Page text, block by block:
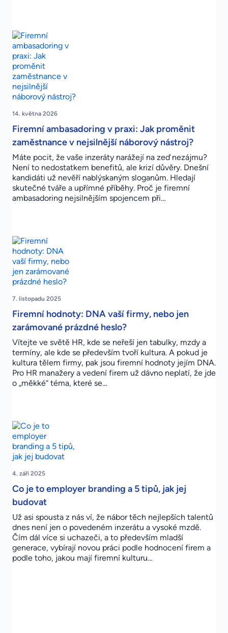
14. května 2026
Firemní ambasadoring v praxi: Jak proměnit
zaměstnance v nejsilnější náborový nástroj?
Máte pocit, že vaše inzeráty narážejí na zeď nezájmu?
Není to nedostatkem benefitů, ale krizí důvěry. Dnešní
kandidáti už nevěří nablýskaným sloganům. Hledají
skutečné tváře a upřímné příběhy. Proč je firemní
ambasadoring nejsilnějším spojencem při…
7. listopadu 2025
Firemní hodnoty: DNA vaší firmy, nebo jen
zarámované prázdné heslo?
Vítejte ve světě HR, kde se neřeší jen tabulky, mzdy a
termíny, ale kde se především tvoří kultura. A pokud je
kultura tělem firmy, pak jsou firemní hodnoty jejím DNA.
Pro HR manažery a vedení firem už dávno neplatí, že jde
o „měkké“ téma, které se…
4. září 2025
Co je to employer branding a 5 tipů, jak jej
budovat
Už asi spousta z nás ví, že nábor těch nejlepších talentů
dnes není jen o povedeném inzerátu a vysoké mzdě.
Čím dál více si uchazeči, a to především mladší
generace, vybírají novou práci podle hodnocení firem a
podle toho, jakou mají firemní kulturu…